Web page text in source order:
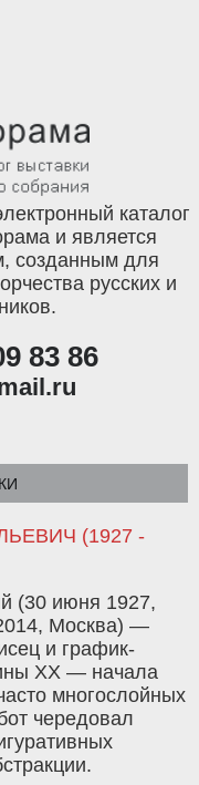
каталог
и является
созданным для
русских и
83 86
(1927 -
(30 июня 1927,
Москва) —
и график-
ХХ — начала
многослойных
чередовал